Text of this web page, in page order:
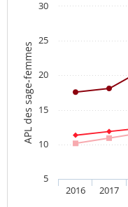
APL des sage-femmes
2016 2017
5
10
15
20
25
30